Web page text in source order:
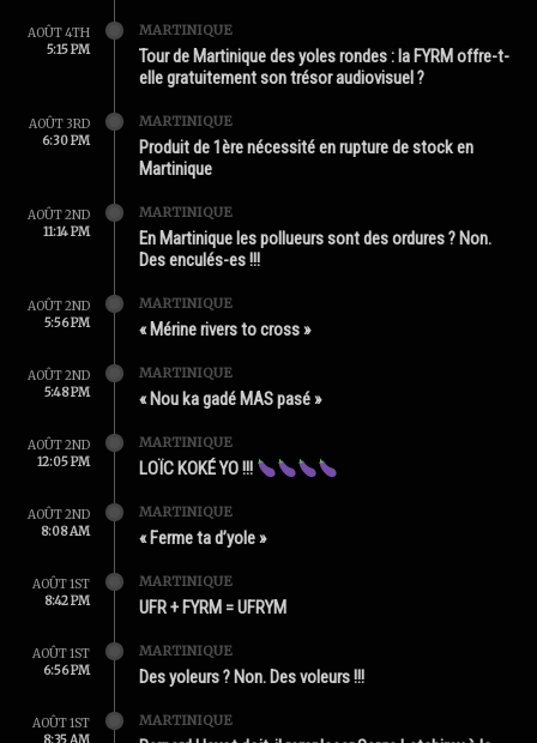
AOÛT 4TH
5:15 PM
MARTINIQUE
Tour de Martinique des yoles rondes : la FYRM offre-t-
elle gratuitement son trésor audiovisuel ?
AOÛT 3RD
6:30 PM
MARTINIQUE
Produit de 1ère nécessité en rupture de stock en
Martinique
AOÛT 2ND
11:14 PM
MARTINIQUE
En Martinique les pollueurs sont des ordures ? Non.
Des enculés-es !!!
AOÛT 2ND
5:56 PM
MARTINIQUE
« Mérine rivers to cross »
AOÛT 2ND
5:48 PM
MARTINIQUE
« Nou ka gadé MAS pasé »
AOÛT 2ND
12:05 PM
MARTINIQUE
LOÏC KOKÉ YO !!!
AOÛT 2ND
8:08 AM
MARTINIQUE
« Ferme ta d’yole »
AOÛT 1ST
8:42 PM
MARTINIQUE
UFR + FYRM = UFRYM
AOÛT 1ST
6:56 PM
MARTINIQUE
Des yoleurs ? Non. Des voleurs !!!
AOÛT 1ST
MARTINIQUE